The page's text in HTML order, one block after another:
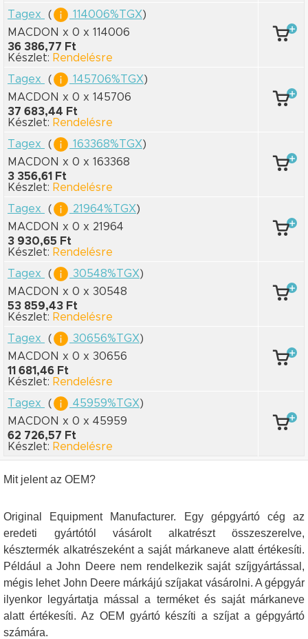
Tagex
( 114006%TGX)
MACDON x 0 x 114006
36 386,77 Ft
Készlet: Rendelésre
Tagex
( 145706%TGX)
MACDON x 0 x 145706
37 683,44 Ft
Készlet: Rendelésre
Tagex
( 163368%TGX)
MACDON x 0 x 163368
3 356,61 Ft
Készlet: Rendelésre
Tagex
( 21964%TGX)
MACDON x 0 x 21964
3 930,65 Ft
Készlet: Rendelésre
Tagex
( 30548%TGX)
MACDON x 0 x 30548
53 859,43 Ft
Készlet: Rendelésre
Tagex
( 30656%TGX)
MACDON x 0 x 30656
11 681,46 Ft
Készlet: Rendelésre
Tagex
( 45959%TGX)
MACDON x 0 x 45959
62 726,57 Ft
Készlet: Rendelésre
Mit jelent az OEM?
Original Equipment Manufacturer. Egy gépgyártó cég az
eredeti gyártótól vásárolt alkatrészt összeszerelve,
késztermék alkatrészeként a saját márkaneve alatt értékesíti.
Például a John Deere nem rendelkezik saját szíjgyártással,
mégis lehet John Deere márkájú szíjakat vásárolni. A gépgyár
ilyenkor legyártatja mással a terméket és saját márkaneve
alatt értékesíti. Az OEM gyártó készíti a szíjat a gépgyártó
számára.